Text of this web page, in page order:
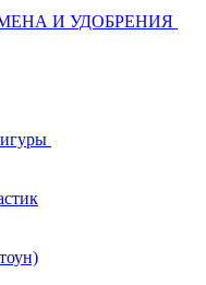
И УДОБРЕНИЯ